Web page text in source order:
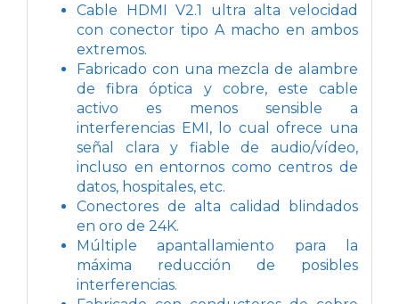
Cable HDMI V2.1 ultra alta velocidad
con conector tipo A macho en ambos
extremos.
Fabricado con una mezcla de alambre
de fibra óptica y cobre, este cable
activo es menos sensible a
interferencias EMI, lo cual ofrece una
señal clara y fiable de audio/vídeo,
incluso en entornos como centros de
datos, hospitales, etc.
Conectores de alta calidad blindados
en oro de 24K.
Múltiple apantallamiento para la
máxima reducción de posibles
interferencias.